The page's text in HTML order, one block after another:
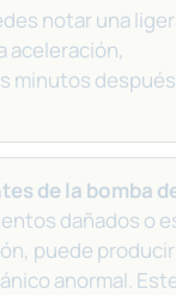
notar una
aceleración,
minutos
de la bomba
dañados o
puede
anormal.